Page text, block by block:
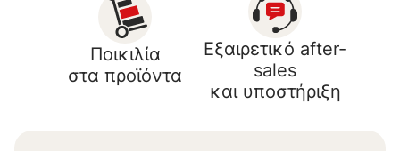
Ποικιλία
στα προϊόντα
Εξαιρετικό after-
sales
και υποστήριξη